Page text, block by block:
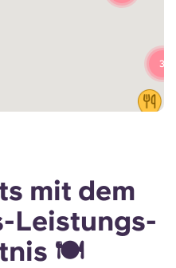
3
mit dem
Leistungs-
🍽️